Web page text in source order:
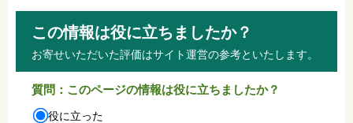
この情報は役に立ちましたか？
お寄せいただいた評価はサイト運営の参考といたします。
質問：このページの情報は役に立ちましたか？
役に立った